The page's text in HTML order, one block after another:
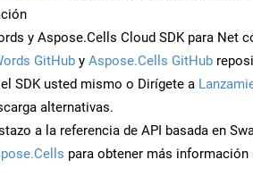
y Aspose.Cells Cloud SDK para Net
GitHub y Aspose.Cells GitHub
SDK usted mismo o Dirígete a
alternativas.
a la referencia de API basada en
para obtener más información